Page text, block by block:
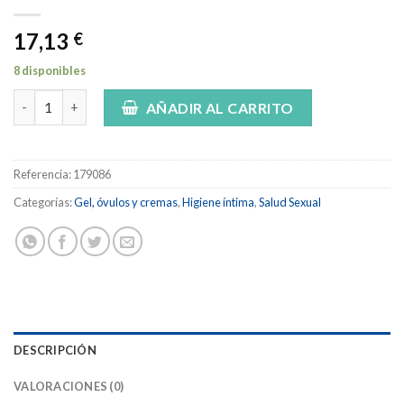
17,13 €
8 disponibles
Cumlaude óvulos vaginales prebiótico 10 unidades cantidad
AÑADIR AL CARRITO
Referencia:179086
Categorías:Gel, óvulos y cremas,Higiene íntima,Salud Sexual
DESCRIPCIÓN
VALORACIONES (0)